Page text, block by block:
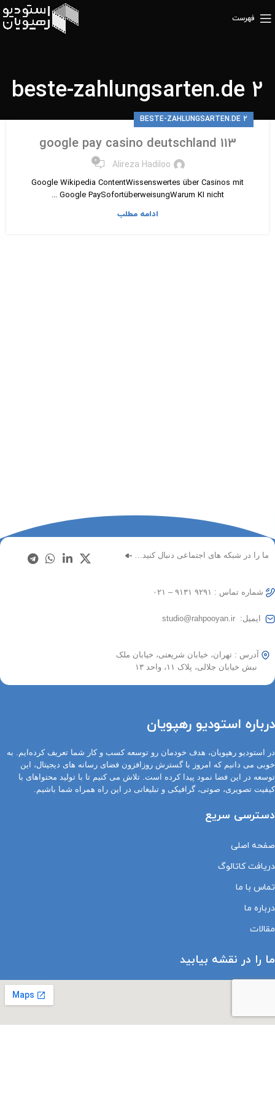
فهرست
beste-zahlungsarten.de 2
BESTE-ZAHLUNGSARTEN.DE 2
google pay casino deutschland 113
Alireza Hadiloo ۰
Google Wikipedia ContentWissenswertes über Casinos mit
Google PaySofortüberweisungWarum KI nicht ...
ادامه مطلب
ما را در شبکه های اجتماعی دنبال کنید…
شماره تماس : ۹۲۹۱ ۹۱۳۱ – ۰۲۱
ایمیل: studio@rahpooyan.ir
آدرس : تهران، خیابان شریعتی، خیابان ملک
نبش خیابان جلالی، پلاک ۱۱، واحد ۱۳
درباره استودیو رهپویان
در استودیو رهپویان، هدف خودمان رو توسعه کسب و کار شما تعریف کرده‌ایم. به
خوبی می دانیم که امروز با گسترش روزافزون فضای رسانه های دیجیتال، این
توسعه در این فضا نمود پیدا کرده است. تلاش می کنیم تا با تولید محتواهای با
کیفیت تصویری، صوتی، گرافیکی و تبلیغاتی در این راه همراه شما باشیم.
دسترسی سریع
صفحه اصلی
دریافت کاتالوگ
تماس با ما
درباره ما
مقالات
ما را در نقشه بیابید